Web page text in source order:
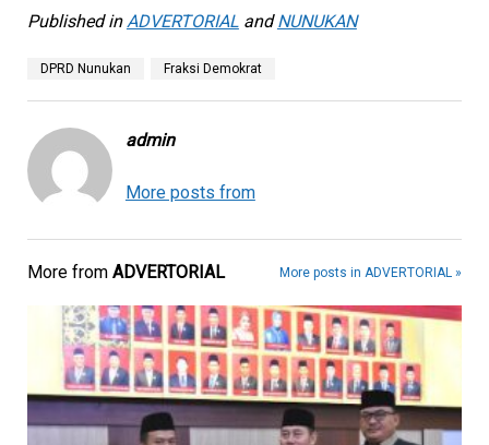
Published in ADVERTORIALandNUNUKAN
DPRD Nunukan Fraksi Demokrat
admin
More posts from
More from ADVERTORIAL More posts in ADVERTORIAL »